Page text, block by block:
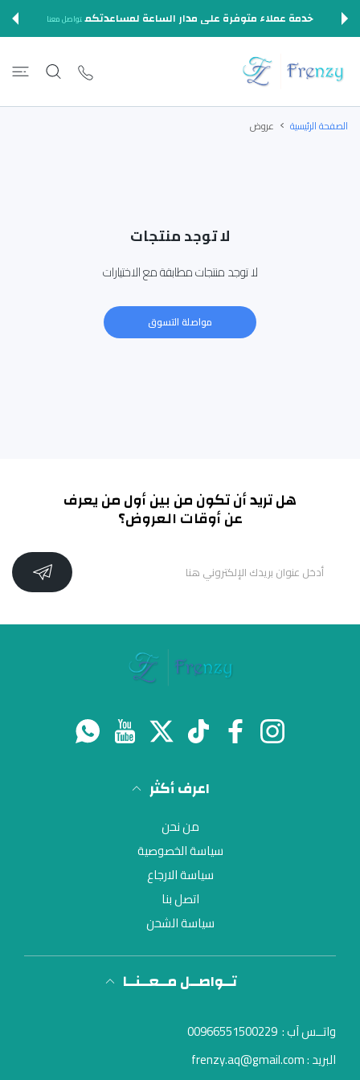
خدمة عملاء متوفرة على مدار الساعة لمساعدتكم تواصل معنا
الصفحة الرئيسية عروض
لا توجد منتجات
لا توجد منتجات مطابقة مع الاختيارات
مواصلة التسوق
هل تريد أن تكون من بين أول من يعرف
عن أوقات العروض؟
انستغرام فيسبوك تيك توكتويتر موقع يوتيوب
واتس اب
اعرف أكثر
من نحن
سياسة الخصوصية
سياسة الارجاع
اتصل بنا
سياسة الشحن
تــواصــل مــعــنــا
واتــس آب :
البريد : frenzy.aq@gmail.com